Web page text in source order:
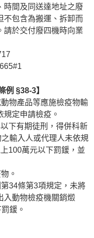
時間及同送達地址之廢
不包含為搬運、拆卸而
請於交付廢四機時向業
例 §38-3】
物產品等應施檢疫物輸
規定申請檢疫。
下有期徒刑，得併科新
輸入人或代理人未依規
100萬元以下罰鍰，並
。
34條第3項規定，未將
入動物檢疫機關銷燬
鍰。